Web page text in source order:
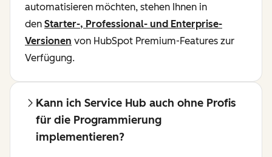
automatisieren möchten, stehen Ihnen in
den Starter-, Professional- und Enterprise-
Versionen von HubSpot Premium-Features zur
Verfügung.
Kann ich Service Hub auch ohne Profis
für die Programmierung
implementieren?